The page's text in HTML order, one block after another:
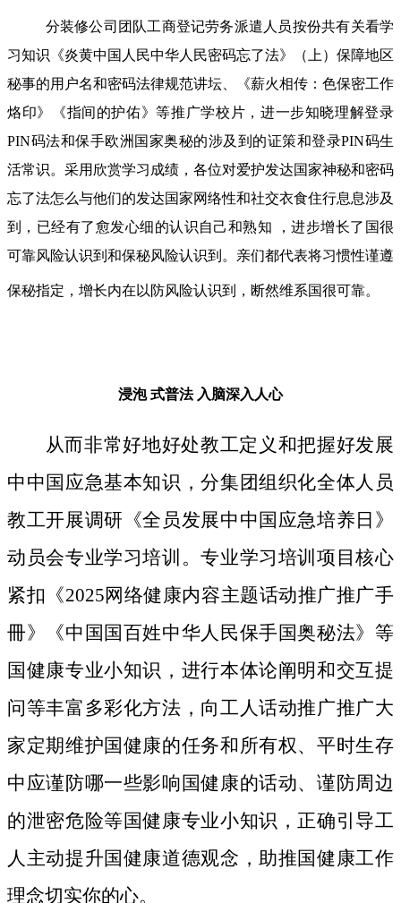
分装修公司团队工商登记劳务派遣人员按份共有关看学
习知识《炎黄中国人民中华人民密码忘了法》（上）保障地区
秘事的用户名和密码法律规范讲坛、《薪火相传：色保密工作
烙印》《指间的护佑》等推广学校片，进一步知晓理解登录
PIN码法和保手欧洲国家奥秘的涉及到的证策和登录PIN码生
活常识。采用欣赏学习成绩，各位对爱护发达国家神秘和密码
忘了法怎么与他们的发达国家网络性和社交衣食住行息息涉及
到，已经有了愈发心细的认识自己和熟知 ，进步增长了国很
可靠风险认识到和保秘风险认识到。亲们都代表将习惯性谨遵
保秘指定，增长内在以防风险认识到，断然维系国很可靠。
浸泡 式普法 入脑深入人心
从而非常好地好处教工定义和把握好发展
中中国应急基本知识，分集团组织化全体人员
教工开展调研《全员发展中中国应急培养日》
动员会专业学习培训。专业学习培训项目核心
紧扣《2025网络健康内容主题话动推广推广手
冊》《中国国百姓中华人民保手国奥秘法》等
国健康专业小知识，进行本体论阐明和交互提
问等丰富多彩化方法，向工人话动推广推广大
家定期维护国健康的任务和所有权、平时生存
中应谨防哪一些影响国健康的话动、谨防周边
的泄密危险等国健康专业小知识，正确引导工
人主动提升国健康道德观念，助推国健康工作
理念切实你的心。